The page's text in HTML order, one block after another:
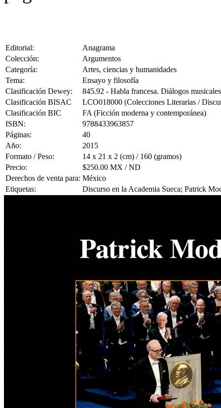
Editorial:
Anagrama
Colección:
Argumentos
Categoría:
Artes, ciencias y humanidades
Tema:
Ensayo y filosofía
Clasificación Dewey:
845.92 - Habla francesa. Diálogos musicales
Clasificación BISAC
LCO018000 (Colecciones Literarias /
Clasificación BIC
FA (Ficción moderna y contemporánea)
ISBN:
9788433963857
Páginas:
40
Año:
2015
Formato / Peso:
14 x 21 x 2 (cm) / 160 (gramos)
Precio:
$250.00 MX / ND
Derechos de venta para: México
Etiquetas:
Discurso en la Academia Sueca; Patrick